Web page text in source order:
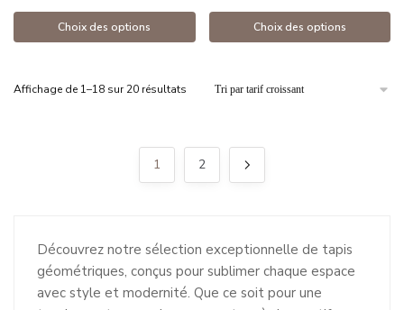
Choix des options Choix des options
Affichage de 1–18 sur 20 résultats
1 2
Découvrez notre sélection exceptionnelle de tapis
géométriques, conçus pour sublimer chaque espace
avec style et modernité. Que ce soit pour une